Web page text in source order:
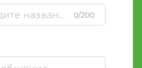
0/200